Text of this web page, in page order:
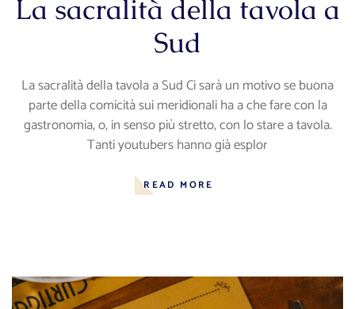
La sacralità della tavola a
Sud
La sacralità della tavola a Sud Ci sarà un motivo se buona
parte della comicità sui meridionali ha a che fare con la
gastronomia, o, in senso più stretto, con lo stare a tavola.
Tanti youtubers hanno già esplor
READ MORE